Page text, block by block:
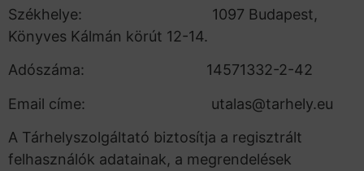
Székhelye: 1097 Budapest,
Könyves Kálmán körút 12-14.
Adószáma: 14571332-2-42
Email címe: utalas@tarhely.eu
A Tárhelyszolgáltató biztosítja a regisztrált
felhasználók adatainak, a megrendelések